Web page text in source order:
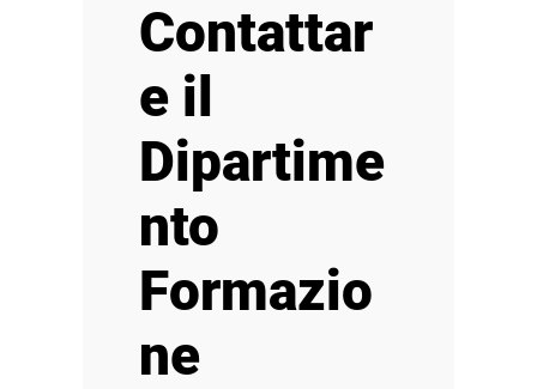
Contattar
e il
Dipartime
nto
Formazio
ne